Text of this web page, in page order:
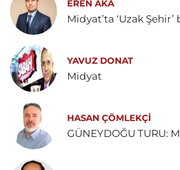
EREN AKA
Midyat’ta ‘Uzak
YAVUZ DONAT
Midyat
HASAN ÇÖMLEKÇİ
GÜNEYDOĞU TURU: